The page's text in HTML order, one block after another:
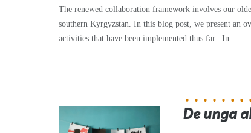
The renewed collaboration framework involves our
southern Kyrgyzstan. In this blog post, we present an
activities that have been implemented thus far. In...
De unga